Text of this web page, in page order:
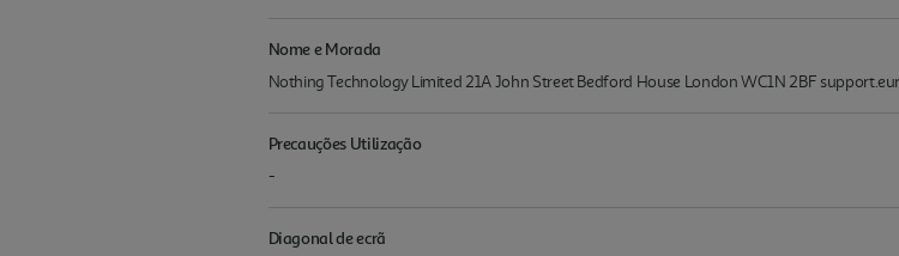
Nome e Morada
Nothing Technology Limited 21A John Street Bedford House London WC1N 2BF
Precauções Utilização
-
Diagonal de ecrã